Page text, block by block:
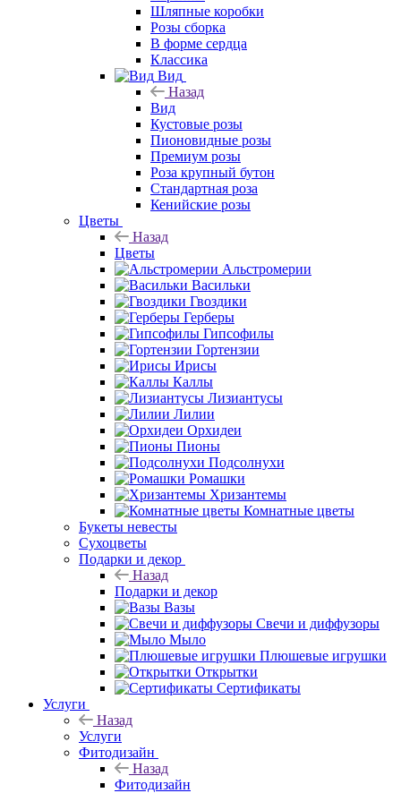
Шляпные коробки
Розы сборка
В форме сердца
Классика
Вид
Назад
Вид
Кустовые розы
Пионовидные розы
Премиум розы
Роза крупный бутон
Стандартная роза
Кенийские розы
Цветы
Назад
Цветы
Альстромерии
Васильки
Гвоздики
Герберы
Гипсофилы
Гортензии
Ирисы
Каллы
Лизиантусы
Лилии
Орхидеи
Пионы
Подсолнухи
Ромашки
Хризантемы
Комнатные цветы
Букеты невесты
Сухоцветы
Подарки и декор
Назад
Подарки и декор
Вазы
Свечи и диффузоры
Мыло
Плюшевые игрушки
Открытки
Сертификаты
Услуги
Назад
Услуги
Фитодизайн
Назад
Фитодизайн